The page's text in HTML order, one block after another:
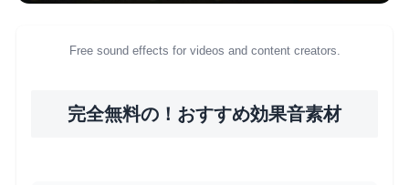
Free sound effects for videos and content creators.
完全無料の！おすすめ効果音素材